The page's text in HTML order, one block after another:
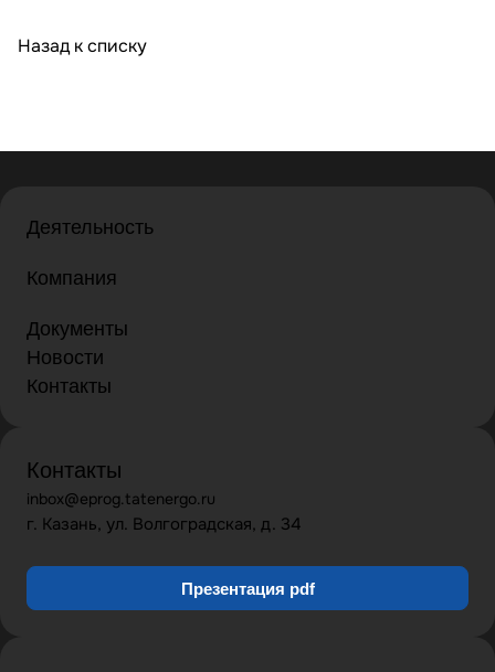
Назад к списку
Деятельность
Компания
Документы
Новости
Контакты
Контакты
inbox@eprog.tatenergo.ru
г. Казань, ул. Волгоградская, д. 34
Презентация pdf